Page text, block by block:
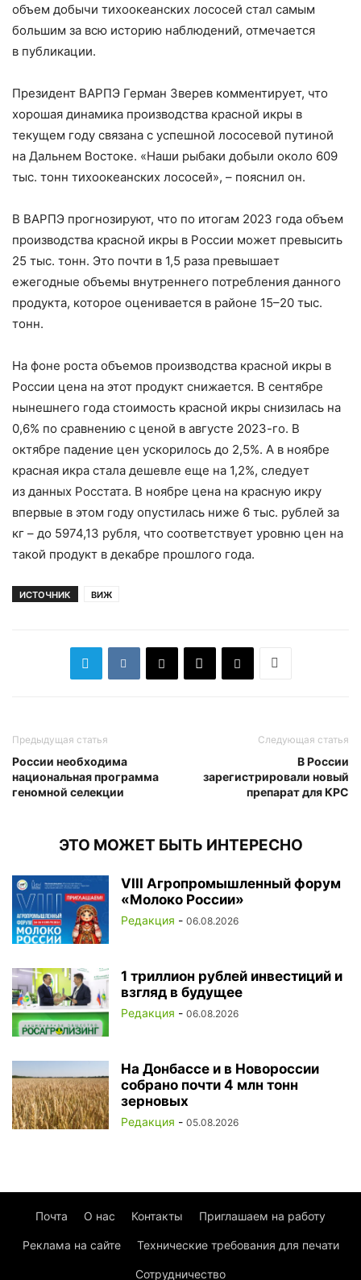
объем добычи тихоокеанских лососей стал самым
большим за всю историю наблюдений, отмечается
в публикации.
Президент ВАРПЭ Герман Зверев комментирует, что
хорошая динамика производства красной икры в
текущем году связана с успешной лососевой путиной
на Дальнем Востоке. «Наши рыбаки добыли около 609
тыс. тонн тихоокеанских лососей», – пояснил он.
В ВАРПЭ прогнозируют, что по итогам 2023 года объем
производства красной икры в России может превысить
25 тыс. тонн. Это почти в 1,5 раза превышает
ежегодные объемы внутреннего потребления данного
продукта, которое оценивается в районе 15–20 тыс.
тонн.
На фоне роста объемов производства красной икры в
России цена на этот продукт снижается. В сентябре
нынешнего года стоимость красной икры снизилась на
0,6% по сравнению с ценой в августе 2023-го. В
октябре падение цен ускорилось до 2,5%. А в ноябре
красная икра стала дешевле еще на 1,2%, следует
из данных Росстата. В ноябре цена на красную икру
впервые в этом году опустилась ниже 6 тыс. рублей за
кг – до 5974,13 рубля, что соответствует уровню цен на
такой продукт в декабре прошлого года.
ИСТОЧНИК ВИЖ
Предыдущая статья
России необходима
национальная программа
геномной селекции
Следующая статья
В России
зарегистрировали новый
препарат для КРС
ЭТО МОЖЕТ БЫТЬ ИНТЕРЕСНО
VIII Агропромышленный форум
«Молоко России»
Редакция - 06.08.2026
1 триллион рублей инвестиций и
взгляд в будущее
Редакция - 06.08.2026
На Донбассе и в Новороссии
собрано почти 4 млн тонн
зерновых
Редакция - 05.08.2026
Почта О нас Контакты Приглашаем на работу
Реклама на сайте Технические требования для печати
Сотрудничество